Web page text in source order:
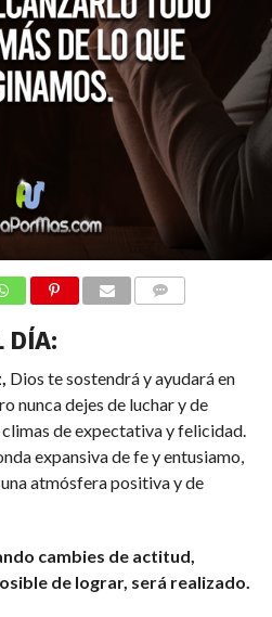
DÍA:
Dios te sostendrá y ayudará en
nunca dejes de luchar y de
de expectativa y felicidad.
expansiva de fe y entusiamo,
atmósfera positiva y de
cambies de actitud,
de lograr, será realizado.